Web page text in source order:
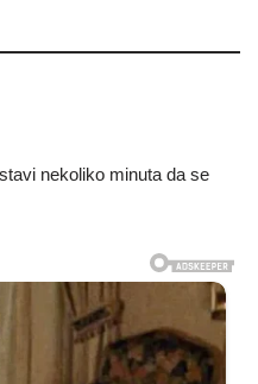
nekoliko minuta da se